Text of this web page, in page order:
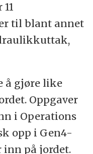
til blant annet
å gjøre like
Oppgaver
i Operations
opp i Gen4-
på jordet.